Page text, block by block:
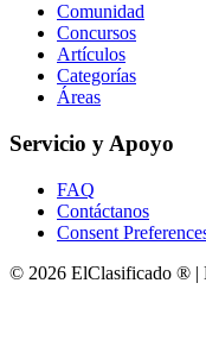
Comunidad
Concursos
Artículos
Categorías
Áreas
Servicio y Apoyo
FAQ
Contáctanos
Consent
© 2026 ElClasificado ® |